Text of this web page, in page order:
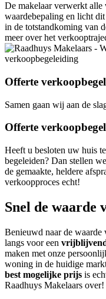
De makelaar verwerkt alle
waardebepaling en licht
in de totstandkoming van
meer over het
Offerte
Samen gaan wij aan de
Offerte
Heeft u besloten uw huis
begeleiden? Dan stellen
de gemaakte, heldere
verkoopproces echt!
Snel de waarde
Benieuwd naar de
langs voor een
maken met onze
woning in de huidige
best mogelijke prijs is
Raadhuys Makelaars over!